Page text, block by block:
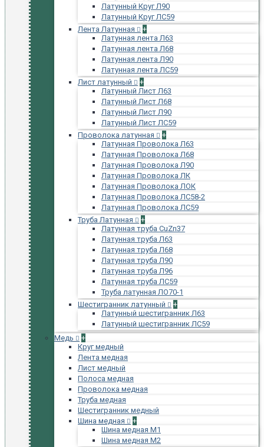
Латунный Круг Л90
Латунный Круг ЛС59
Лента Латунная
+
Латунная лента Л63
Латунная лента Л68
Латунная лента Л90
Латунная лента ЛС59
Лист латунный
+
Латунный Лист Л63
Латунный Лист Л68
Латунный Лист Л90
Латунный Лист ЛС59
Проволока латунная
+
Латунная Проволока Л63
Латунная Проволока Л68
Латунная Проволока Л90
Латунная Проволока ЛК
Латунная Проволока ЛОК
Латунная Проволока ЛС58-2
Латунная Проволока ЛС59
Труба Латунная
+
Латунная труба CuZn37
Латунная труба Л63
Латунная труба Л68
Латунная труба Л90
Латунная труба Л96
Латунная труба ЛС59
Труба латунная ЛО70-1
Шестигранник латунный
+
Латунный шестигранник Л63
Латунный шестигранник ЛС59
Медь
+
Круг медный
Лента медная
Лист медный
Полоса медная
Проволока медная
Труба медная
Шестигранник медный
Шина медная
+
Шина медная М1
Шина медная М2